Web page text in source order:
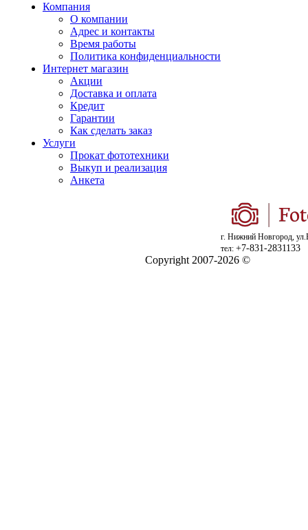
Компания
О компании
Адрес и контакты
Время работы
Политика конфиденциальности
Интернет магазин
Акции
Доставка и оплата
Кредит
Гарантии
Как сделать заказ
Услуги
Прокат фототехники
Выкуп и реализация
Анкета
г. Нижний Новгород,
тел: +7-831-2831133
Copyright 2007-2026 ©